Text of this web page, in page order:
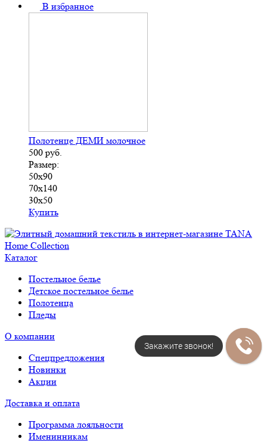
В избранное
Полотенце ДЕМИ молочное
500 руб.
Размер:
50х90
70х140
30х50
Купить
Каталог
Постельное белье
Детское постельное белье
Полотенца
Пледы
О компании
Спецпредложения
Новинки
Акции
Доставка и оплата
Программа лояльности
Именинникам
Закажите звонок!